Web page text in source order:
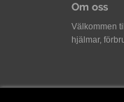
Om oss
Välkommen
hjälmar,